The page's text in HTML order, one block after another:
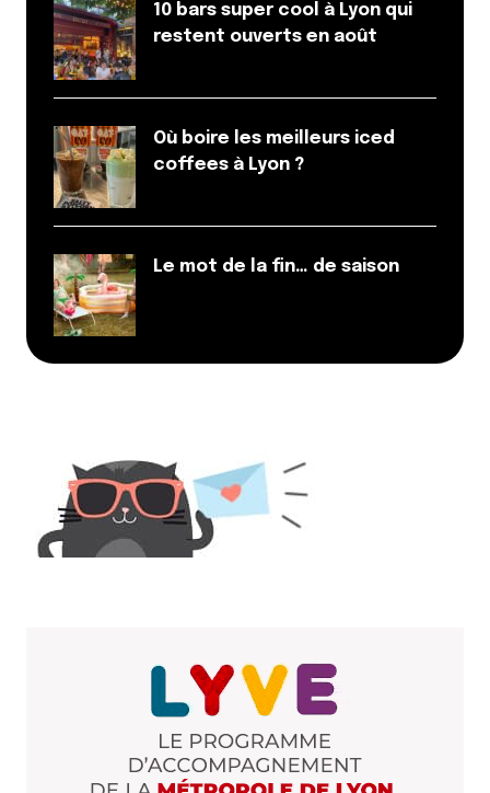
10 bars super cool à Lyon qui
restent ouverts en août
Où boire les meilleurs iced
coffees à Lyon ?
Le mot de la fin… de saison